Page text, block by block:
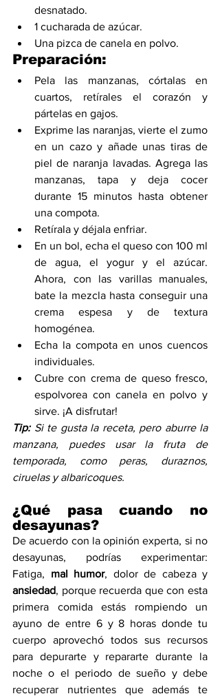
desnatado.
1 cucharada de azúcar.
Una pizca de canela en polvo.
Preparación:
Pela las manzanas, córtalas en
cuartos, retírales el corazón y
pártelas en gajos.
Exprime las naranjas, vierte el zumo
en un cazo y añade unas tiras de
piel de naranja lavadas. Agrega las
manzanas, tapa y deja cocer
durante 15 minutos hasta obtener
una compota.
Retírala y déjala enfriar.
En un bol, echa el queso con 100 ml
de agua, el yogur y el azúcar.
Ahora, con las varillas manuales,
bate la mezcla hasta conseguir una
crema espesa y de textura
homogénea.
Echa la compota en unos cuencos
individuales.
Cubre con crema de queso fresco,
espolvorea con canela en polvo y
sirve. ¡A disfrutar!
Tip: Si te gusta la receta, pero aburre la
manzana, puedes usar la fruta de
temporada, como peras, duraznos,
ciruelas y albaricoques.
¿Qué pasa cuando no
desayunas?
De acuerdo con la opinión experta, si no
desayunas, podrías experimentar:
Fatiga, mal humor
ansiedad, porque recuerda que con esta
primera comida estás rompiendo un
ayuno de entre 6 y 8 horas donde tu
cuerpo aprovechó todos sus recursos
para depurarte y repararte durante la
noche o el periodo de sueño y debe
recuperar nutrientes que además te